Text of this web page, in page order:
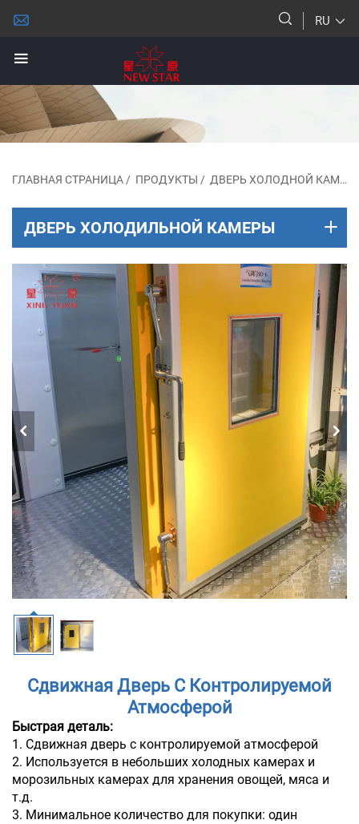
RU
ГЛАВНАЯ СТРАНИЦА/ ПРОДУКТЫ / ДВЕРЬ ХОЛОДНОЙ КАМЕРЫ
ДВЕРЬ ХОЛОДИЛЬНОЙ КАМЕРЫ
Сдвижная Дверь С Контролируемой
Атмосферой
Быстрая деталь:
1. Сдвижная дверь с контролируемой атмосферой
2. Используется в небольших холодных камерах и
морозильных камерах для хранения овощей, мяса и
т.д.
3. Минимальное количество для покупки: один